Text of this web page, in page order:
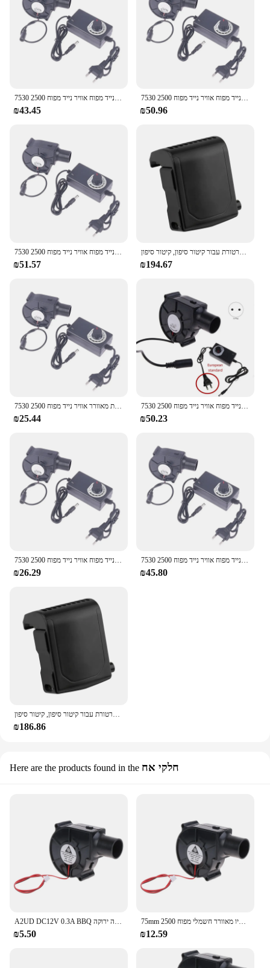
7530 מריחה מתכת נייד מפוח אוויר נייד מפוח 2500r צנטריפוגלי אוויר קריר מאוורר bbq
₪43.45
7530 מריחה מתכת נייד מפוח אוויר נייד מפוח 2500r צנטריפוגלי אוויר קריר מאוורר bbq
₪50.96
7530 מריחה מתכת נייד מפוח אוויר נייד מפוח 2500r צנטריפוגלי אוויר קריר מאוורר bbq
₪51.57
קירור מאוורר עבור קיטור סיפון להפחית טמפרטורת עבור קיטור סיפון, קיטור סיפון Cooler קירור מאוורר חלקי חילוף
₪194.67
7530 מריחה מתכת מאוורר אוויר נייד מפוח 2500r צנטריפוגלי אוויר קריר מאוורר bbq טבל חם קירור פחם קירור
₪25.44
7530 מריחה מתכת נייד מפוח אוויר נייד מפוח 2500r צנטריפוגלי אוויר קריר מאוורר bbq
₪50.23
7530 מריחה מתכת נייד מפוח אוויר נייד מפוח 2500r צנטריפוגלי אוויר קריר מאוורר bbq
₪26.29
7530 מריחה מתכת נייד מפוח אוויר נייד מפוח 2500r צנטריפוגלי אוויר קריר מאוורר bbq
₪45.80
קירור מאוורר עבור קיטור סיפון להפחית טמפרטורת עבור קיטור סיפון, קיטור סיפון Cooler קירור מאוורר חילוף חלקי אבזרים
₪186.86
Here are the products found in the חלקי אח
A2UD DC12V 0.3A BBQ מאוורר מפוח התכת מתכת מאווררי קירור נייד עבור מאוורר ביצה ירוקה
₪5.50
75mm חיצוני ברביקיו מאוורר חשמלי מפוח 2500R 2Pin מנגל להתכת מתכת מאוורר גריל מפוח כלי פיקניק קמפינג 40JE
₪12.59